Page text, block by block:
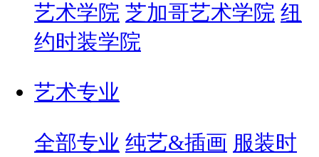
艺术学院 芝加哥艺术学院 纽
约时装学院
艺术专业
全部专业 纯艺&插画 服装时